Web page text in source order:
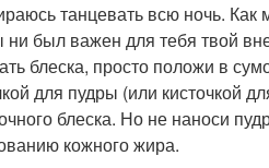
танцевать всю ночь. Как
ни был важен для тебя твой
блеска, просто положи в
для пудры (или кисточкой
блеска. Но не наноси
кожного жира.